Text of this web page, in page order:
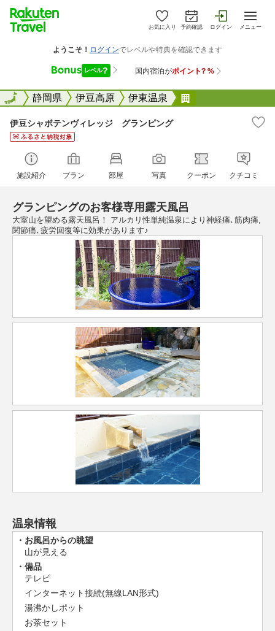
お気に入り 予約確認 ログイン メニュー
全国静岡県 伊豆高原 伊東温泉
全国
伊豆シャボテンヴィレッジ グランピング
施設紹介 プラン 部屋 写真 クーポン クチコミ
グランピングのお客様専用露天風呂
大室山を望める露天風呂！ アルカリ性単純温泉により神経痛､筋肉痛,
関節痛､疲労回復等に効果があります♪
温泉情報
お風呂からの眺望
山が見える
備品
テレビ
インターネット接続(無線LAN形式)
湯沸かしポット
お茶セット